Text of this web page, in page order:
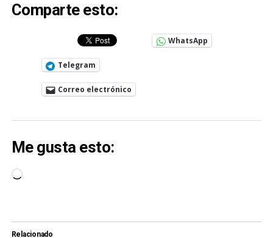
Comparte esto:
WhatsApp
Telegram
Correo electrónico
Me gusta esto:
Cargando...
Relacionado